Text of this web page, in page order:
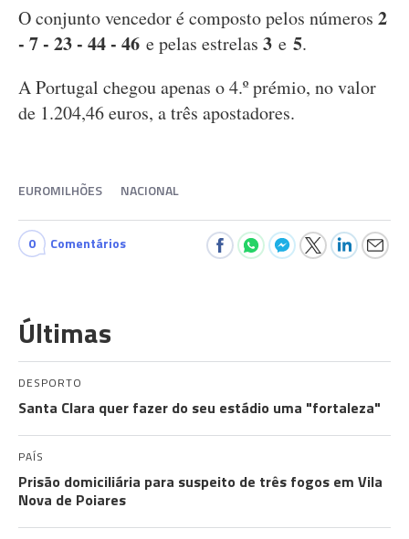
O conjunto vencedor é composto pelos números 2
- 7 - 23 - 44 - 46 e pelas estrelas 3 e 5.
A Portugal chegou apenas o 4.º prémio, no valor
de 1.204,46 euros, a três apostadores.
EUROMILHÕES NACIONAL
0 Comentários
Últimas
DESPORTO
Santa Clara quer fazer do seu estádio uma "fortaleza"
PAÍS
Prisão domiciliária para suspeito de três fogos em Vila
Nova de Poiares